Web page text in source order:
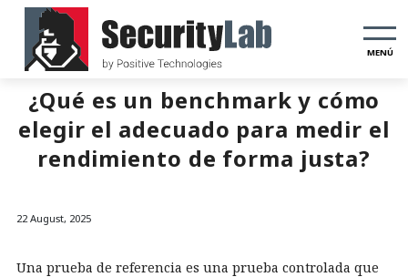
MENÚ
¿Qué es un benchmark y cómo
elegir el adecuado para medir el
rendimiento de forma justa?
22 August, 2025
Una prueba de referencia es una prueba controlada que